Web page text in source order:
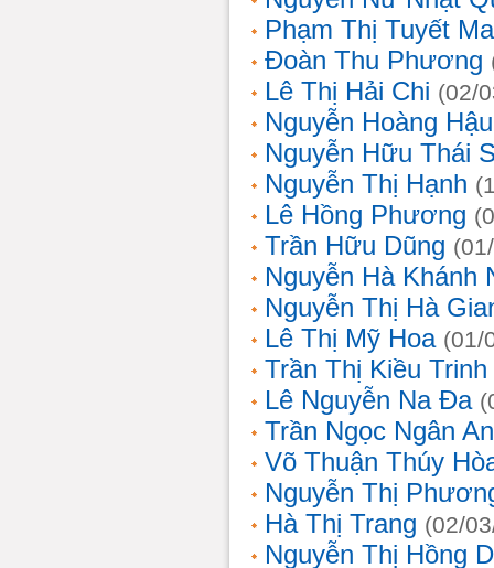
Phạm Thị Tuyết
Đoàn Thu Phương
Lê Thị Hải Chi (02/
Nguyễn Hoàng Hậu
Nguyễn Hữu Thái
Nguyễn Thị Hạnh
Lê Hồng Phương
Trần Hữu Dũng
Nguyễn Hà Khánh
Nguyễn Thị Hà
Lê Thị Mỹ Hoa (01/
Trần Thị Kiều Trinh
Lê Nguyễn Na Đa
Trần Ngọc Ngân
Võ Thuận Thúy
Nguyễn Thị
Hà Thị Trang (02/
Nguyễn Thị Hồng